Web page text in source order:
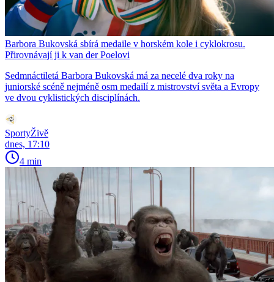
Barbora Bukovská sbírá medaile v horském kole i cyklokrosu.
Přirovnávají ji k van der Poelovi
Sedmnáctiletá Barbora Bukovská má za necelé dva roky na
juniorské scéně nejméně osm medailí z mistrovství světa a Evropy
ve dvou cyklistických disciplínách.
SportyŽivě
dnes, 17:10
4 min